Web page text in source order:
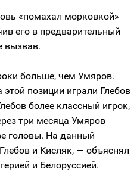
«помахал морковкой»
его в предварительный
вызвав.
больше, чем Умяров.
позиции играли Глебов
более классный игрок,
три месяца Умяров
головы. На данный
и Кисляк, — объяснял
и Белоруссией.